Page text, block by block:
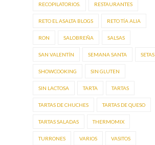
RECOPILATORIOS. RESTAURANTES
RETO EL ASALTA BLOGS RETO TÍA ALIA
RON SALOBREÑA SALSAS
SAN VALENTÍN SEMANA SANTA SETAS
SHOWCOOKING SIN GLUTEN
SIN LACTOSA TARTA TARTAS
TARTAS DE CHUCHES TARTAS DE QUESO
TARTAS SALADAS THERMOMIX
TURRONES VARIOS VASITOS